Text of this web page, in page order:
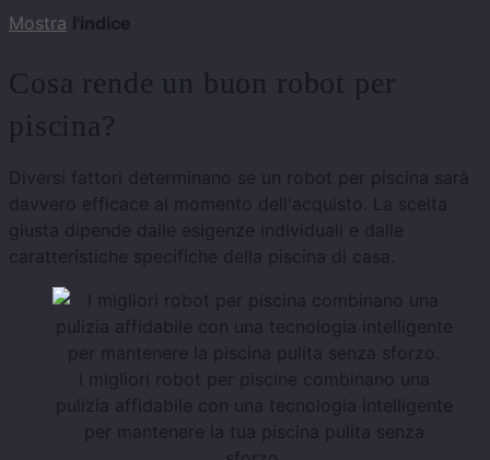
Mostra l'indice
Cosa rende un buon robot per
piscina?
Diversi fattori determinano se un robot per piscina sarà
davvero efficace al momento dell'acquisto. La scelta
giusta dipende dalle esigenze individuali e dalle
caratteristiche specifiche della piscina di casa.
I migliori robot per piscine combinano una
pulizia affidabile con una tecnologia intelligente
per mantenere la tua piscina pulita senza